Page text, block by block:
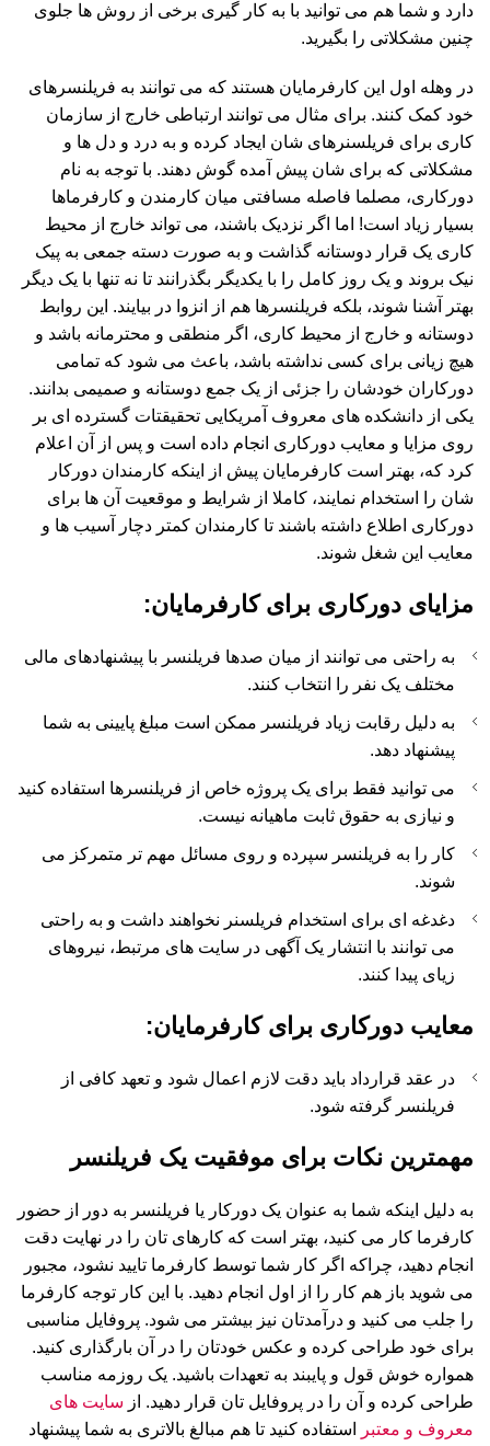
دارد و شما هم می توانید با به کار گیری برخی از روش ها جلوی
چنین مشکلاتی را بگیرید.
در وهله اول این کارفرمایان هستند که می توانند به فریلنسرهای
خود کمک کنند. برای مثال می توانند ارتباطی خارج از سازمان
کاری برای فریلسنرهای شان ایجاد کرده و به درد و دل ها و
مشکلاتی که برای شان پیش آمده گوش دهند. با توجه به نام
دورکاری، مصلما فاصله مسافتی میان کارمندن و کارفرماها
بسیار زیاد است! اما اگر نزدیک باشند، می تواند خارج از محیط
کاری یک قرار دوستانه گذاشت و به صورت دسته جمعی به پیک
نیک بروند و یک روز کامل را با یکدیگر بگذرانند تا نه تنها با یک دیگر
بهتر آشنا شوند، بلکه فریلنسرها هم از انزوا در بیایند. این روابط
دوستانه و خارج از محیط کاری، اگر منطقی و محترمانه باشد و
هیچ زیانی برای کسی نداشته باشد، باعث می شود که تمامی
دورکاران خودشان را جزئی از یک جمع دوستانه و صمیمی بدانند.
یکی از دانشکده های معروف آمریکایی تحقیقتات گسترده ای بر
روی مزایا و معایب دورکاری انجام داده است و پس از آن اعلام
کرد که، بهتر است کارفرمایان پیش از اینکه کارمندان دورکار
شان را استخدام نمایند، کاملا از شرایط و موقعیت آن ها برای
دورکاری اطلاع داشته باشند تا کارمندان کمتر دچار آسیب ها و
معایب این شغل شوند.
مزایای دورکاری برای کارفرمایان:
به راحتی می توانند از میان صدها فریلنسر با پیشنهادهای مالی
مختلف یک نفر را انتخاب کنند.
به دلیل رقابت زیاد فریلنسر ممکن است مبلغ پایینی به شما
پیشنهاد دهد.
می توانید فقط برای یک پروژه خاص از فریلنسرها استفاده کنید
و نیازی به حقوق ثابت ماهیانه نیست.
کار را به فریلنسر سپرده و روی مسائل مهم تر متمرکز می
شوند.
دغدغه ای برای استخدام فریلسنر نخواهند داشت و به راحتی
می توانند با انتشار یک آگهی در سایت های مرتبط، نیروهای
زیای پیدا کنند.
معایب دورکاری برای کارفرمایان:
در عقد قرارداد باید دقت لازم اعمال شود و تعهد کافی از
فریلنسر گرفته شود.
مهمترین نکات برای موفقیت یک فریلنسر
به دلیل اینکه شما به عنوان یک دورکار یا فریلنسر به دور از حضور
کارفرما کار می کنید، بهتر است که کارهای تان را در نهایت دقت
انجام دهید، چراکه اگر کار شما توسط کارفرما تایید نشود، مجبور
می شوید باز هم کار را از اول انجام دهید. با این کار توجه کارفرما
را جلب می کنید و درآمدتان نیز بیشتر می شود. پروفایل مناسبی
برای خود طراحی کرده و عکس خودتان را در آن بارگذاری کنید.
همواره خوش قول و پایبند به تعهدات باشید. یک روزمه مناسب
طراحی کرده و آن را در پروفایل تان قرار دهید. از سایت های
معروف و معتبر
استفاده کنید تا هم مبالغ بالاتری به شما پیشنهاد